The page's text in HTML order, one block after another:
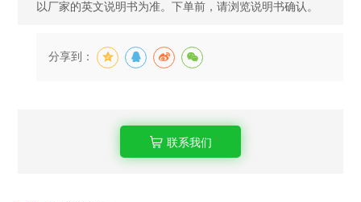
以厂家的英文说明书为准。下单前，请浏览说明书确认。
分享到：
联系我们